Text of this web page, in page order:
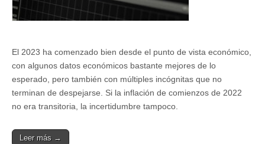
El 2023 ha comenzado bien desde el punto de vista económico,
con algunos datos económicos bastante mejores de lo
esperado, pero también con múltiples incógnitas que no
terminan de despejarse. Si la inflación de comienzos de 2022
no era transitoria, la incertidumbre tampoco.
Leer más →